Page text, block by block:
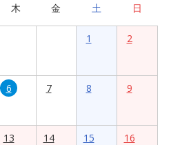
木 金 土 日
1 2
6 7 8 9
13
14
15
16